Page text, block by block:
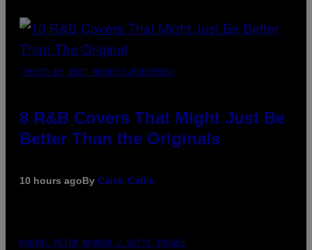
(PHOTO BY EBET ROBERTS/REDFERNS)
8 R&B Covers That Might Just Be
Better Than the Originals
10 hours agoBy Caleb Catlin
PHOTO: PETER KRAMER / GETTY IMAGES